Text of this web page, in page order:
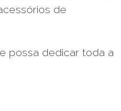
de
possa dedicar toda a